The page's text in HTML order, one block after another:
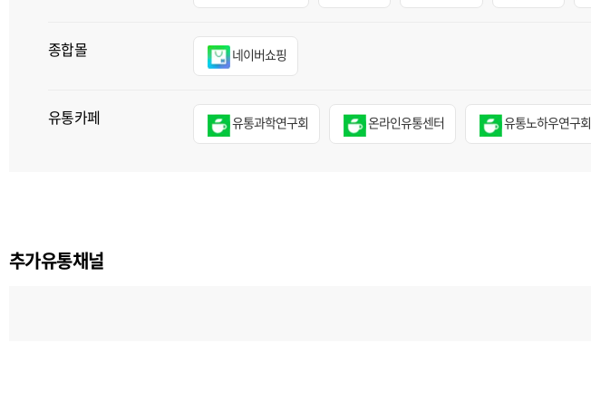
종합몰 네이버쇼핑
유통카페 유통과학연구회 온라인유통센터 유통노하우연구회
추가유통채널